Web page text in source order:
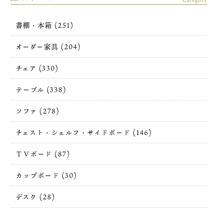
書棚・本箱 (251)
オーダー家具 (204)
チェア (330)
テーブル (338)
ソファ (278)
チェスト・シェルフ・サイドボード (146)
ＴＶボード (87)
カップボード (30)
デスク (28)